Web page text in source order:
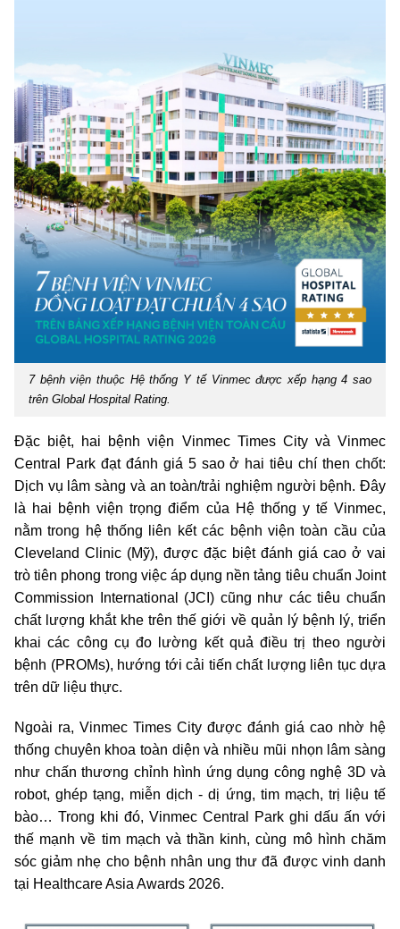
7 bệnh viện thuộc Hệ thống Y tế Vinmec được xếp hạng 4 sao
trên Global Hospital Rating.
Đặc biệt, hai bệnh viện Vinmec Times City và Vinmec
Central Park đạt đánh giá 5 sao ở hai tiêu chí then chốt:
Dịch vụ lâm sàng và an toàn/trải nghiệm người bệnh. Đây
là hai bệnh viện trọng điểm của Hệ thống y tế Vinmec,
nằm trong hệ thống liên kết các bệnh viện toàn cầu của
Cleveland Clinic (Mỹ), được đặc biệt đánh giá cao ở vai
trò tiên phong trong việc áp dụng nền tảng tiêu chuẩn Joint
Commission International (JCI) cũng như các tiêu chuẩn
chất lượng khắt khe trên thế giới về quản lý bệnh lý, triển
khai các công cụ đo lường kết quả điều trị theo người
bệnh (PROMs), hướng tới cải tiến chất lượng liên tục dựa
trên dữ liệu thực.
Ngoài ra, Vinmec Times City được đánh giá cao nhờ hệ
thống chuyên khoa toàn diện và nhiều mũi nhọn lâm sàng
như chấn thương chỉnh hình ứng dụng công nghệ 3D và
robot, ghép tạng, miễn dịch - dị ứng, tim mạch, trị liệu tế
bào… Trong khi đó, Vinmec Central Park ghi dấu ấn với
thế mạnh về tim mạch và thần kinh, cùng mô hình chăm
sóc giảm nhẹ cho bệnh nhân ung thư đã được vinh danh
tại Healthcare Asia Awards 2026.